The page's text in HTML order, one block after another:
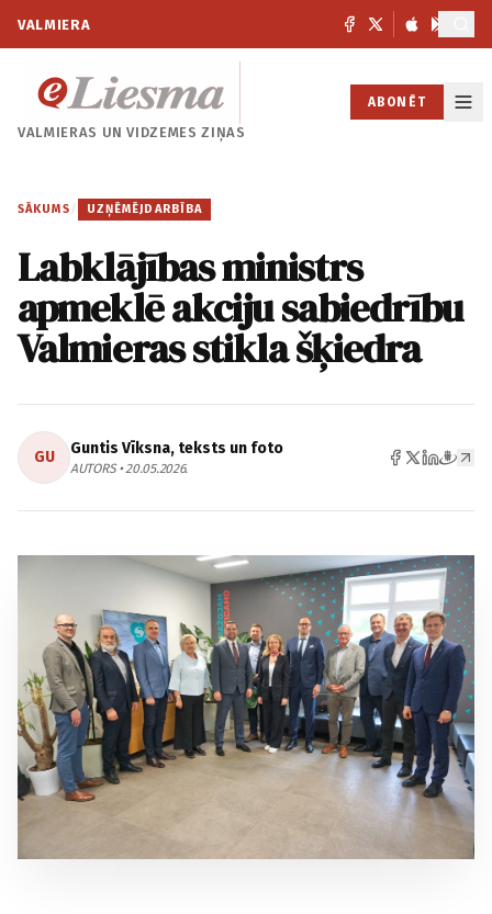
VALMIERA
VALMIERAS UNVIDZEMES ZIŅAS
ABONĒT
SĀKUMS / UZŅĒMĒJDARBĪBA
Labklājības ministrs
apmeklē akciju sabiedrību
Valmieras stikla šķiedra
GU Guntis Vīksna, teksts un foto
AUTORS • 20.05.2026.